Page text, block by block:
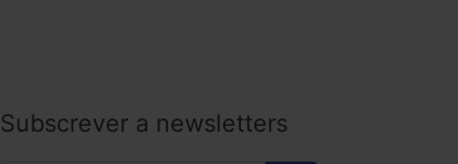
Subscrever a newsletters